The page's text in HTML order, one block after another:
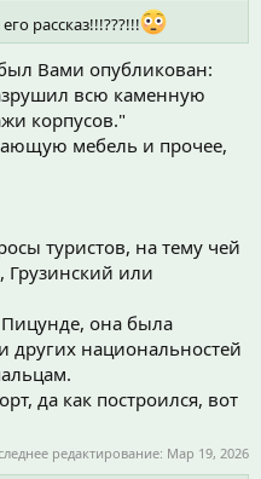
рассказ!!!???!!!
Вами опубликован:
всю каменную
корпусов."
мебель и прочее,
туристов, на тему чей
или
Пицунде, она была
других национальностей
да как построился, вот
редактирование: Мар 19, 2026